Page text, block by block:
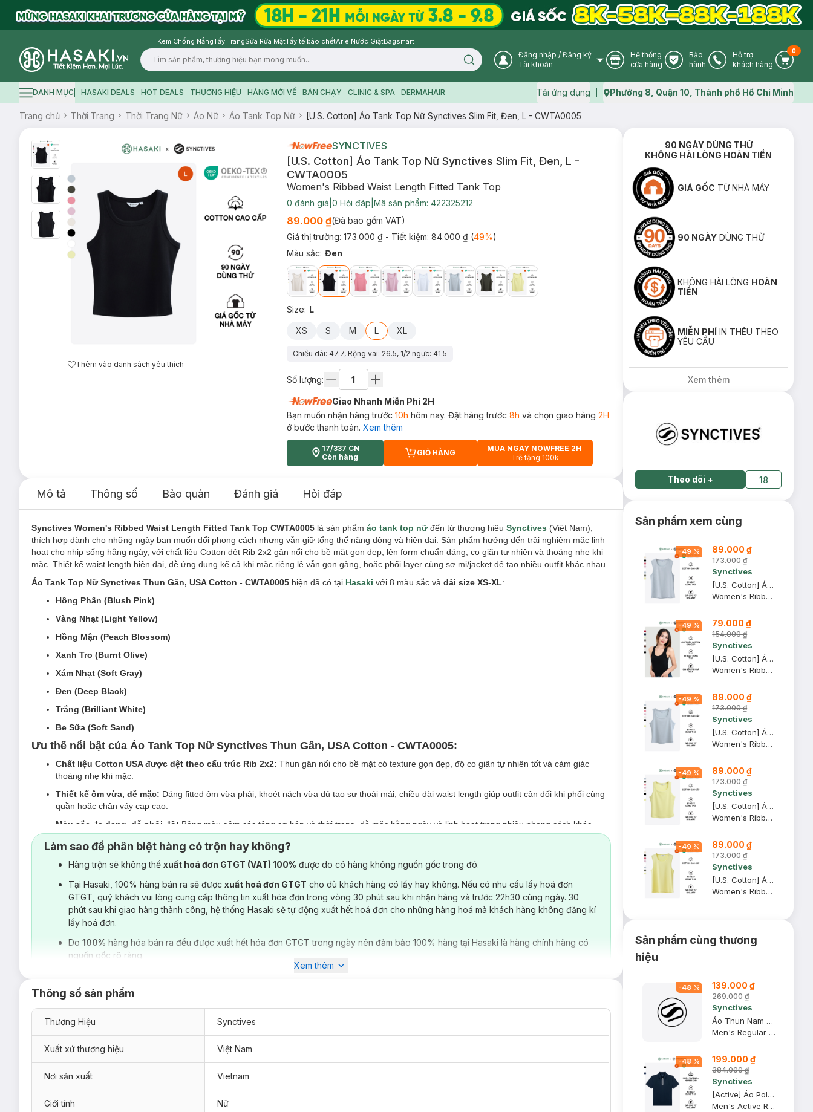
Kem Chống NắngTẩy TrangSữa Rửa MặtTẩy tế bào chếtArielNước GiặtBagsmart
Logo
Search icon User Icon
Đăng nhập / Đăng ký
Tài khoản
Store Icon
Hệ thống
cửa hàng
Warranty Icon
Bảo
hành
Phone Icon
Hỗ trợ
khách hàng
Cart
0
Hamburger icon
DANH MỤC HASAKI DEALS HOT DEALS THƯƠNG HIỆU HÀNG MỚI VỀ BÁN CHẠY CLINIC & SPA DERMAHAIR Tải ứng dụng Map icon
Phường 8, Quận 10, Thành phố Hồ Chí Minh
Trang chủ Thời Trang Thời Trang Nữ Áo Nữ Áo Tank Top Nữ [U.S. Cotton] Áo Tank Top Nữ Synctives Slim Fit, Đen, L - CWTA0005
Thêm vào danh sách yêu thích
SYNCTIVES
[U.S. Cotton] Áo Tank Top Nữ Synctives Slim Fit, Đen, L -
CWTA0005
Women's Ribbed Waist Length Fitted Tank Top
0 đánh giá 0 Hỏi đáp Mã sản phẩm: 422325212
89.000 ₫(Đã bao gồm VAT)
Giá thị trường: 173.000 ₫ - Tiết kiệm: 84.000 ₫(49%)
Màu sắc: Đen
Size: L
XS S M L XL
Chiều dài: 47.7, Rộng vai: 26.5, 1/2 ngực: 41.5
Số lượng:
Giao Nhanh Miễn Phí 2H
Bạn muốn nhận hàng trước 10h hôm nay. Đặt hàng trước 8h và chọn giao hàng 2H
ở bước thanh toán. Xem thêm
17/337 CN
Còn hàng
CART PLUS ICON
GIỎ HÀNG
MUA NGAY NOWFREE 2H
Trễ tặng 100k
Mô tả Thông số Bảo quản Đánh giá Hỏi đáp
Synctives Women's Ribbed Waist Length Fitted Tank Top CWTA0005 là sản phẩm áo tank top nữđến từ thương hiệu Synctives (Việt Nam),
thích hợp dành cho những ngày bạn muốn đổi phong cách nhưng vẫn giữ tổng thể năng động và hiện đại. Sản phẩm hướng đến trải nghiệm mặc linh
hoạt cho nhịp sống hằng ngày, với chất liệu Cotton dệt Rib 2x2 gân nổi cho bề mặt gọn đẹp, lên form chuẩn dáng, co giãn tự nhiên và thoáng nhẹ khi
mặc. Thiết kế waist length hiện đại, dễ ứng dụng kể cả khi mặc riêng lẻ vẫn gọn gàng, hoặc phối layer cùng sơ mi/jacket để tạo nhiều outfit khác nhau.
Áo Tank Top Nữ Synctives Thun Gân, USA Cotton - CWTA0005 hiện đã có tại Hasaki với 8 màu sắc và dải size XS-XL:
Hồng Phấn (Blush Pink)
Vàng Nhạt (Light Yellow)
Hồng Mận (Peach Blossom)
Xanh Tro (Burnt Olive)
Xám Nhạt (Soft Gray)
Đen (Deep Black)
Trắng (Brilliant White)
Be Sữa (Soft Sand)
Ưu thế nổi bật của Áo Tank Top Nữ Synctives Thun Gân, USA Cotton - CWTA0005:
Chất liệu Cotton USA được dệt theo cấu trúc Rib 2x2: Thun gân nổi cho bề mặt có texture gọn đẹp, độ co giãn tự nhiên tốt và cảm giác
thoáng nhẹ khi mặc.
Thiết kế ôm vừa, dễ mặc: Dáng fitted ôm vừa phải, khoét nách vừa đủ tạo sự thoải mái; chiều dài waist length giúp outfit cân đối khi phối cùng
quần hoặc chân váy cạp cao.
Màu sắc đa dạng, dễ phối đồ: Bảng màu gồm các tông cơ bản và thời trang, dễ mặc hằng ngày và linh hoạt trong nhiều phong cách khác
nhau.
Dễ ứng dụng theo nhiều kiểu:Mặc riêng vẫn gọn gàng, năng động; hoặc layer cùng sơ mi, cardigan, jacket để outfit trông hiện đại hơn.
Được hoàn thiện tỉ mỉ với kỹ thuật may tối ưu tại từng chi tiết, đảm bảo độ bền cao hơn, tăng tính thẩm mỹ và thoải mái khi cử động.
Làm sao để phân biệt hàng có trộn hay không?
Hàng trộn sẽ không thể xuất hoá đơn GTGT (VAT) 100% được do có hàng không nguồn gốc trong đó.
Tại Hasaki, 100% hàng bán ra sẽ được xuất hoá đơn GTGT cho dù khách hàng có lấy hay không. Nếu có nhu cầu lấy hoá đơn
GTGT, quý khách vui lòng cung cấp thông tin xuất hóa đơn trong vòng 30 phút sau khi nhận hàng và trước 22h30 cùng ngày. 30
phút sau khi giao hàng thành công, hệ thống Hasaki sẽ tự động xuất hết hoá đơn cho những hàng hoá mà khách hàng không đăng kí
lấy hoá đơn.
Do 100% hàng hóa bán ra đều được xuất hết hóa đơn GTGT trong ngày nên đảm bảo 100% hàng tại Hasaki là hàng chính hãng có
nguồn gốc rõ ràng.
Xem thêm
Thông số sản phẩm
Thương Hiệu Synctives
Xuất xứ thương hiệu Việt Nam
Nơi sản xuất Vietnam
Giới tính Nữ
90 NGÀY DÙNG THỬ
KHÔNG HÀI LÒNG HOÀN TIỀN
GIÁ GỐC TỪ NHÀ MÁY
90 NGÀY DÙNG THỬ
KHÔNG HÀI LÒNG HOÀN
TIỀN
MIỄN PHÍ IN THÊU THEO
YÊU CẦU
Xem thêm
Theo dõi + 18
Sản phẩm xem cùng
-49 % 89.000 ₫
173.000 ₫
Synctives
[U.S. Cotton] Áo Tank Top Nữ Synctives Regular Fit, Xám Nhạt, XS - CWTA0004
Women's Ribbed Regular Fit Tank Top
-49 % 79.000 ₫
154.000 ₫
Synctives
[U.S. Cotton] Áo Tank Top Nữ Synctives Slim Fit, Đen, XS - CWTA0006
Women's Ribbed Waist Length Fitted Tank Top
-49 % 89.000 ₫
173.000 ₫
Synctives
[U.S. Cotton] Áo Tank Top Nữ Synctives Slim Fit, Xám Nhạt, XL - CWTA0005
Women's Ribbed Waist Length Fitted Tank Top
-49 % 89.000 ₫
173.000 ₫
Synctives
[U.S. Cotton] Áo Tank Top Nữ Synctives Slim Fit, Vàng Nhạt, L - CWTA0005
Women's Ribbed Waist Length Fitted Tank Top
-49 % 89.000 ₫
173.000 ₫
Synctives
[U.S. Cotton] Áo Tank Top Nữ Synctives Regular Fit, Vàng Nhạt, XS - CWTA0004
Women's Ribbed Regular Fit Tank Top
Sản phẩm cùng thương
hiệu
-48 % 139.000 ₫
269.000 ₫
Synctives
Áo Thun Nam Regular Fit, Xanh Khói, L - CMTS0028
Men's Regular Fit T-shirt
-48 % 199.000 ₫
384.000 ₫
Synctives
[Active] Áo Polo Nam Synctives Regular Fit, Xanh Đen, L - SMPO0020
Men's Active Regular Fit Polo Shirt